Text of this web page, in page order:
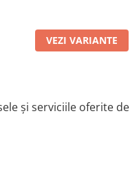
VEZI VARIANTE
și serviciile oferite de